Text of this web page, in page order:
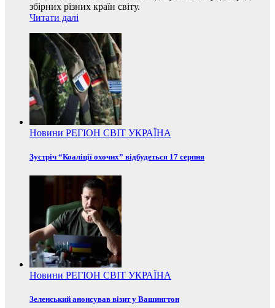
збірних різних країн світу.
Читати далі
Новини РЕГІОН СВІТ УКРАЇНА
Зустріч “Коаліції охочих” відбудеться 17 серпня
Новини РЕГІОН СВІТ УКРАЇНА
Зеленський анонсував візит у Вашингтон